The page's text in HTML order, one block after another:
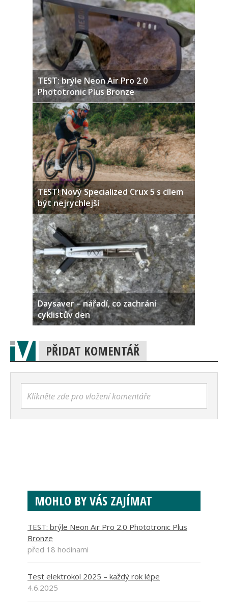
TEST: brýle Neon Air Pro 2.0
Phototronic Plus Bronze
TEST! Nový Specialized Crux 5 s cílem
být nejrychlejší
Daysaver – nářadí, co zachrání
cyklistův den
PŘIDAT KOMENTÁŘ
Klikněte zde pro vložení komentáře
MOHLO BY VÁS ZAJÍMAT
TEST: brýle Neon Air Pro 2.0 Phototronic Plus
Bronze
před 18 hodinami
Test elektrokol 2025 – každý rok lépe
4.6.2025